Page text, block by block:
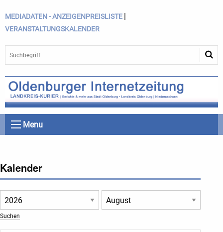
MEDIADATEN - ANZEIGENPREISLISTE |
VERANSTALTUNGSKALENDER
Menu
Kalender